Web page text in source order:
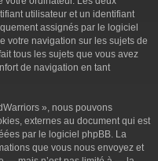
utilisateur et un identifiant
assignés par le logiciel
votre navigation sur les sujets de
tous les sujets que vous avez
de navigation en tant
», nous pouvons
externes au document qui est
par le logiciel phpBB. La
que vous nous envoyez et